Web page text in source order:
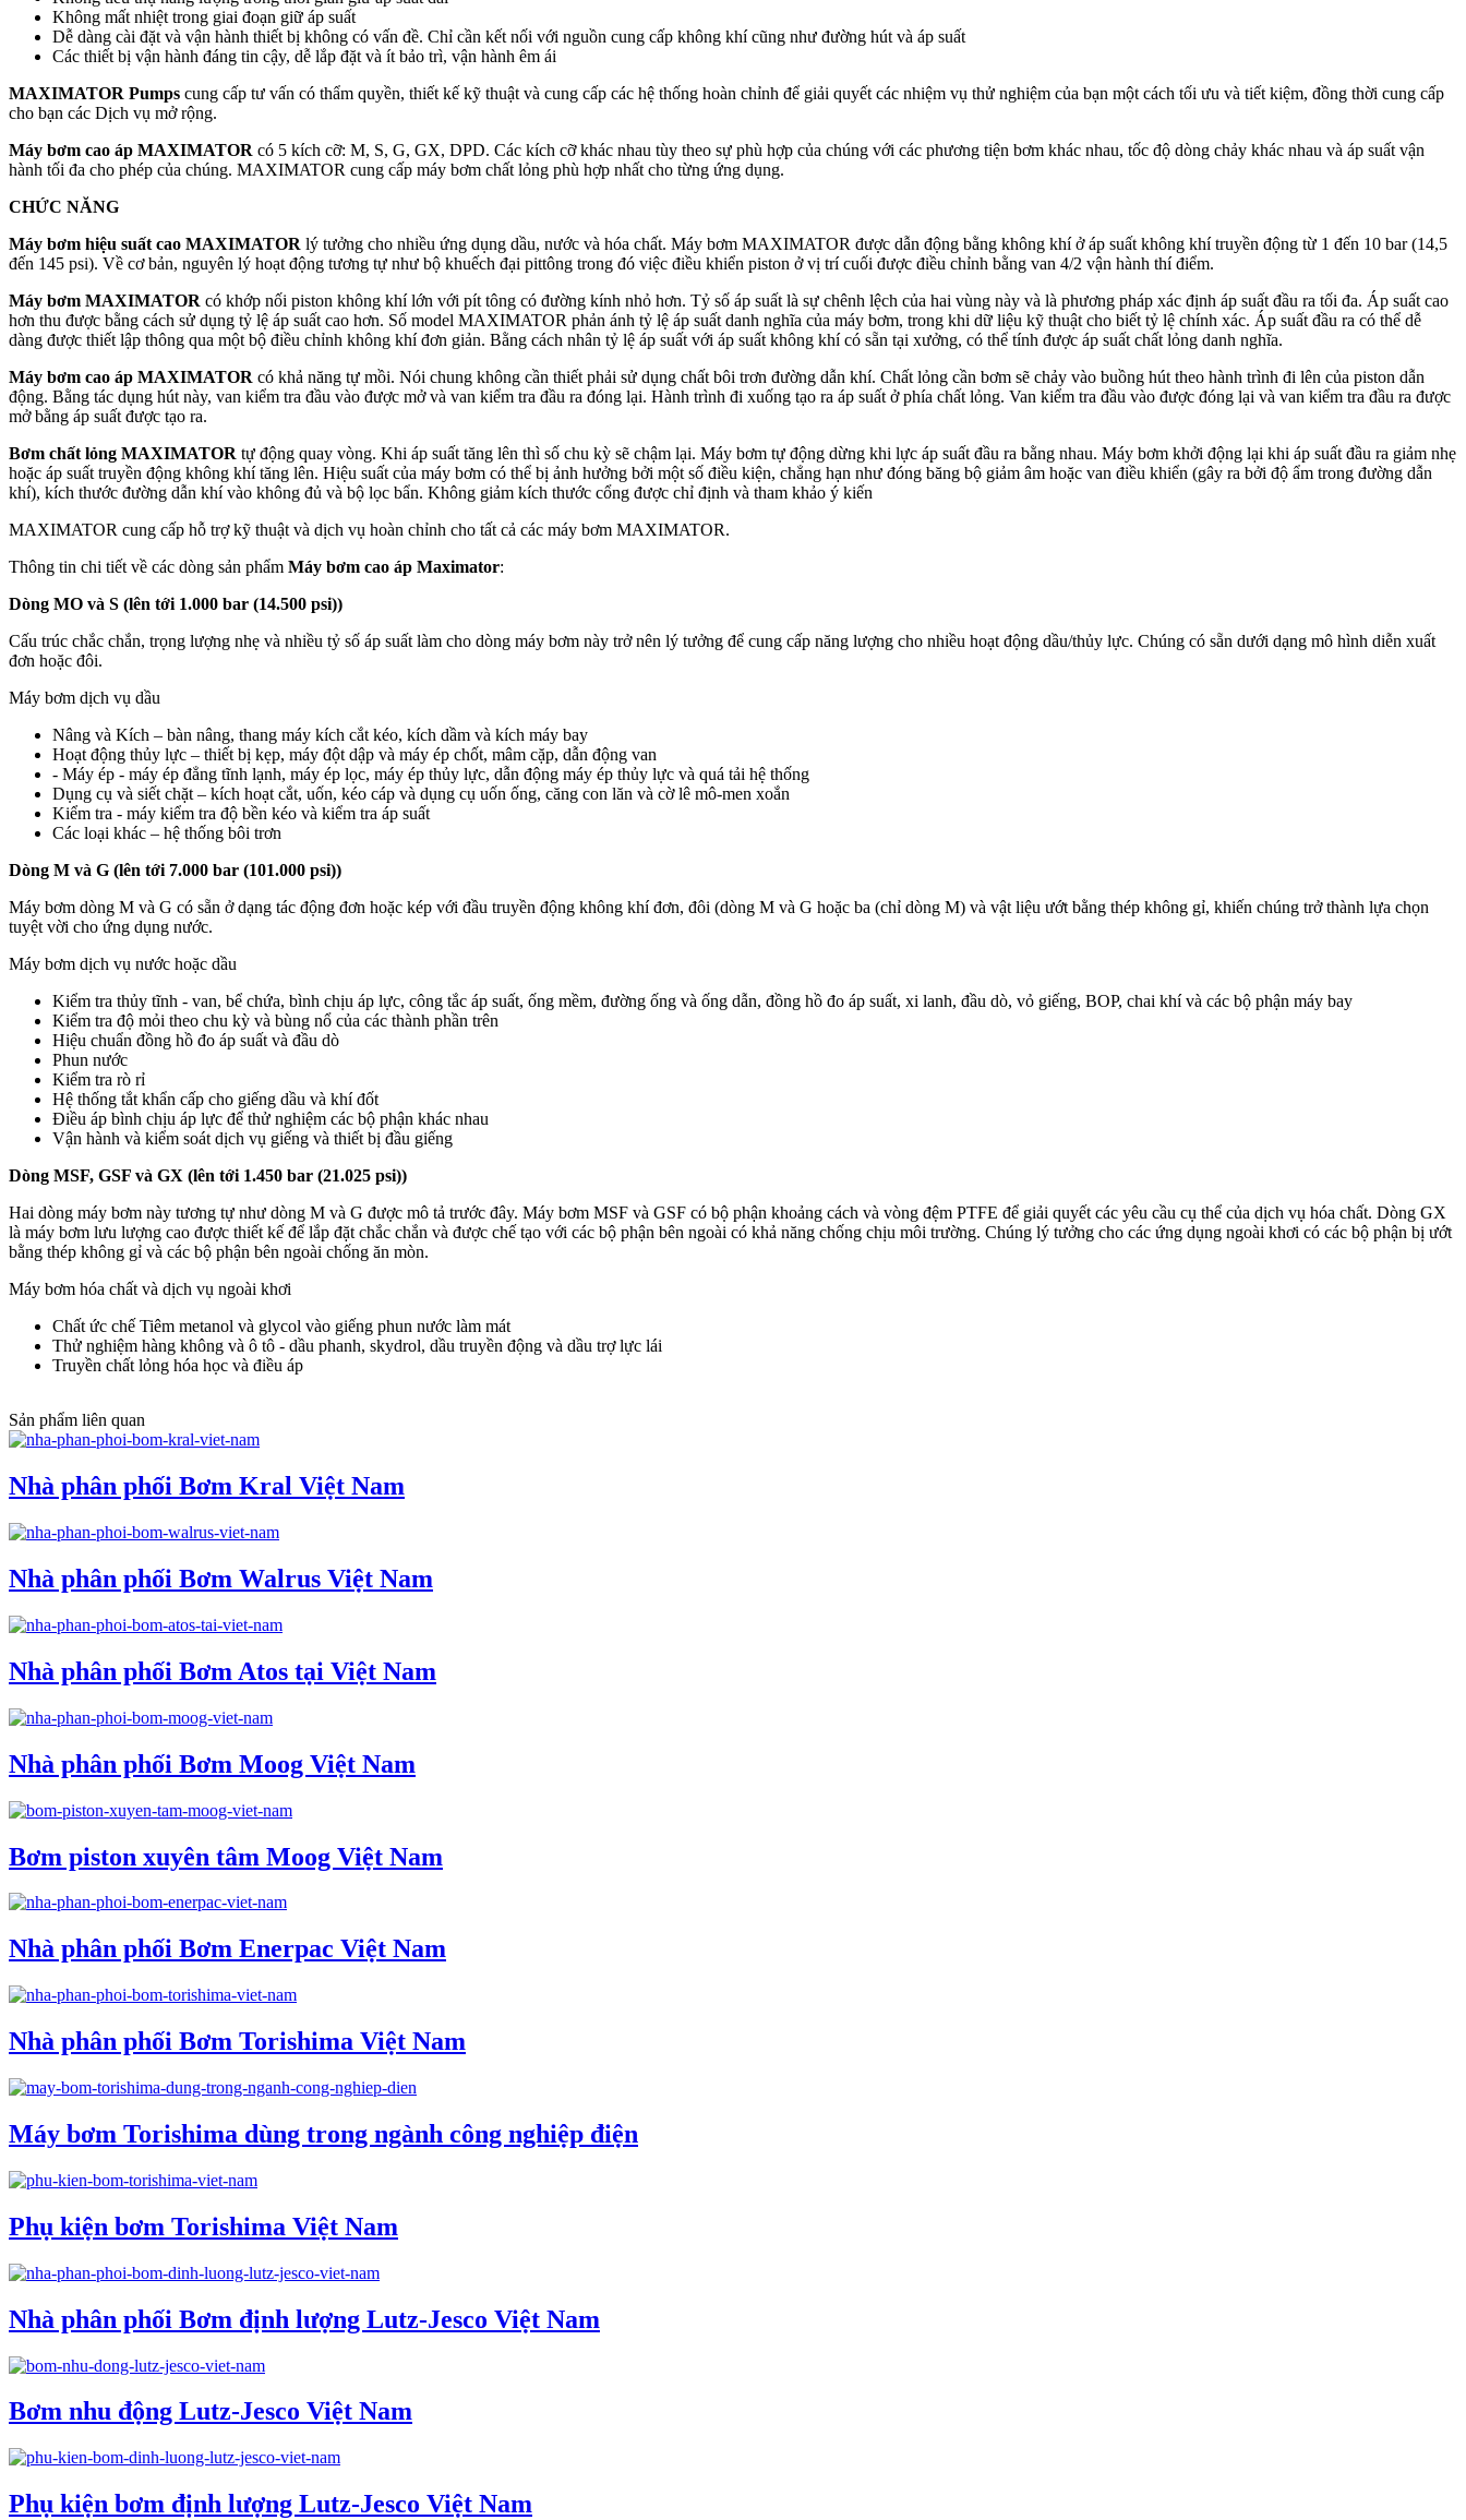
Không mất nhiệt trong giai đoạn giữ áp suất
Dễ dàng cài đặt và vận hành thiết bị không có vấn đề. Chỉ cần kết nối với nguồn cung cấp không khí cũng như đường hút và áp suất
Các thiết bị vận hành đáng tin cậy, dễ lắp đặt và ít bảo trì, vận hành êm ái
MAXIMATOR Pumps cung cấp tư vấn có thẩm quyền, thiết kế kỹ thuật và cung cấp các hệ thống hoàn chỉnh để giải quyết các nhiệm vụ thử nghiệm của bạn một cách tối ưu và tiết kiệm, đồng thời cung cấp
cho bạn các Dịch vụ mở rộng.
Máy bơm cao áp MAXIMATOR có 5 kích cỡ: M, S, G, GX, DPD. Các kích cỡ khác nhau tùy theo sự phù hợp của chúng với các phương tiện bơm khác nhau, tốc độ dòng chảy khác nhau và áp suất vận
hành tối đa cho phép của chúng. MAXIMATOR cung cấp máy bơm chất lỏng phù hợp nhất cho từng ứng dụng.
CHỨC NĂNG
Máy bơm hiệu suất cao MAXIMATOR lý tưởng cho nhiều ứng dụng dầu, nước và hóa chất. Máy bơm MAXIMATOR được dẫn động bằng không khí ở áp suất không khí truyền động từ 1 đến 10 bar (14,5
đến 145 psi). Về cơ bản, nguyên lý hoạt động tương tự như bộ khuếch đại pittông trong đó việc điều khiển piston ở vị trí cuối được điều chỉnh bằng van 4/2 vận hành thí điểm.
Máy bơm MAXIMATOR có khớp nối piston không khí lớn với pít tông có đường kính nhỏ hơn. Tỷ số áp suất là sự chênh lệch của hai vùng này và là phương pháp xác định áp suất đầu ra tối đa. Áp suất cao
hơn thu được bằng cách sử dụng tỷ lệ áp suất cao hơn. Số model MAXIMATOR phản ánh tỷ lệ áp suất danh nghĩa của máy bơm, trong khi dữ liệu kỹ thuật cho biết tỷ lệ chính xác. Áp suất đầu ra có thể dễ
dàng được thiết lập thông qua một bộ điều chỉnh không khí đơn giản. Bằng cách nhân tỷ lệ áp suất với áp suất không khí có sẵn tại xưởng, có thể tính được áp suất chất lỏng danh nghĩa.
Máy bơm cao áp MAXIMATOR có khả năng tự mồi. Nói chung không cần thiết phải sử dụng chất bôi trơn đường dẫn khí. Chất lỏng cần bơm sẽ chảy vào buồng hút theo hành trình đi lên của piston dẫn
động. Bằng tác dụng hút này, van kiểm tra đầu vào được mở và van kiểm tra đầu ra đóng lại. Hành trình đi xuống tạo ra áp suất ở phía chất lỏng. Van kiểm tra đầu vào được đóng lại và van kiểm tra đầu ra được
mở bằng áp suất được tạo ra.
Bơm chất lỏng MAXIMATOR tự động quay vòng. Khi áp suất tăng lên thì số chu kỳ sẽ chậm lại. Máy bơm tự động dừng khi lực áp suất đầu ra bằng nhau. Máy bơm khởi động lại khi áp suất đầu ra giảm nhẹ
hoặc áp suất truyền động không khí tăng lên. Hiệu suất của máy bơm có thể bị ảnh hưởng bởi một số điều kiện, chẳng hạn như đóng băng bộ giảm âm hoặc van điều khiển (gây ra bởi độ ẩm trong đường dẫn
khí), kích thước đường dẫn khí vào không đủ và bộ lọc bẩn. Không giảm kích thước cổng được chỉ định và tham khảo ý kiến
MAXIMATOR cung cấp hỗ trợ kỹ thuật và dịch vụ hoàn chỉnh cho tất cả các máy bơm MAXIMATOR.
Thông tin chi tiết về các dòng sản phẩm Máy bơm cao áp Maximator:
Dòng MO và S (lên tới 1.000 bar (14.500 psi))
Cấu trúc chắc chắn, trọng lượng nhẹ và nhiều tỷ số áp suất làm cho dòng máy bơm này trở nên lý tưởng để cung cấp năng lượng cho nhiều hoạt động dầu/thủy lực. Chúng có sẵn dưới dạng mô hình diễn xuất
đơn hoặc đôi.
Máy bơm dịch vụ dầu
Nâng và Kích – bàn nâng, thang máy kích cắt kéo, kích dầm và kích máy bay
Hoạt động thủy lực – thiết bị kẹp, máy đột dập và máy ép chốt, mâm cặp, dẫn động van
- Máy ép - máy ép đẳng tĩnh lạnh, máy ép lọc, máy ép thủy lực, dẫn động máy ép thủy lực và quá tải hệ thống
Dụng cụ và siết chặt – kích hoạt cắt, uốn, kéo cáp và dụng cụ uốn ống, căng con lăn và cờ lê mô-men xoắn
Kiểm tra - máy kiểm tra độ bền kéo và kiểm tra áp suất
Các loại khác – hệ thống bôi trơn
Dòng M và G (lên tới 7.000 bar (101.000 psi))
Máy bơm dòng M và G có sẵn ở dạng tác động đơn hoặc kép với đầu truyền động không khí đơn, đôi (dòng M và G hoặc ba (chỉ dòng M) và vật liệu ướt bằng thép không gỉ, khiến chúng trở thành lựa chọn
tuyệt vời cho ứng dụng nước.
Máy bơm dịch vụ nước hoặc dầu
Kiểm tra thủy tĩnh - van, bể chứa, bình chịu áp lực, công tắc áp suất, ống mềm, đường ống và ống dẫn, đồng hồ đo áp suất, xi lanh, đầu dò, vỏ giếng, BOP, chai khí và các bộ phận máy bay
Kiểm tra độ mỏi theo chu kỳ và bùng nổ của các thành phần trên
Hiệu chuẩn đồng hồ đo áp suất và đầu dò
Phun nước
Kiểm tra rò rỉ
Hệ thống tắt khẩn cấp cho giếng dầu và khí đốt
Điều áp bình chịu áp lực để thử nghiệm các bộ phận khác nhau
Vận hành và kiểm soát dịch vụ giếng và thiết bị đầu giếng
Dòng MSF, GSF và GX (lên tới 1.450 bar (21.025 psi))
Hai dòng máy bơm này tương tự như dòng M và G được mô tả trước đây. Máy bơm MSF và GSF có bộ phận khoảng cách và vòng đệm PTFE để giải quyết các yêu cầu cụ thể của dịch vụ hóa chất. Dòng GX
là máy bơm lưu lượng cao được thiết kế để lắp đặt chắc chắn và được chế tạo với các bộ phận bên ngoài có khả năng chống chịu môi trường. Chúng lý tưởng cho các ứng dụng ngoài khơi có các bộ phận bị ướt
bằng thép không gỉ và các bộ phận bên ngoài chống ăn mòn.
Máy bơm hóa chất và dịch vụ ngoài khơi
Chất ức chế Tiêm metanol và glycol vào giếng phun nước làm mát
Thử nghiệm hàng không và ô tô - dầu phanh, skydrol, dầu truyền động và dầu trợ lực lái
Truyền chất lỏng hóa học và điều áp
Sản phẩm liên quan
Nhà phân phối Bơm Kral Việt Nam
Nhà phân phối Bơm Walrus Việt Nam
Nhà phân phối Bơm Atos tại Việt Nam
Nhà phân phối Bơm Moog Việt Nam
Bơm piston xuyên tâm Moog Việt Nam
Nhà phân phối Bơm Enerpac Việt Nam
Nhà phân phối Bơm Torishima Việt Nam
Máy bơm Torishima dùng trong ngành công nghiệp điện
Phụ kiện bơm Torishima Việt Nam
Nhà phân phối Bơm định lượng Lutz-Jesco Việt Nam
Bơm nhu động Lutz-Jesco Việt Nam
Phụ kiện bơm định lượng Lutz-Jesco Việt Nam